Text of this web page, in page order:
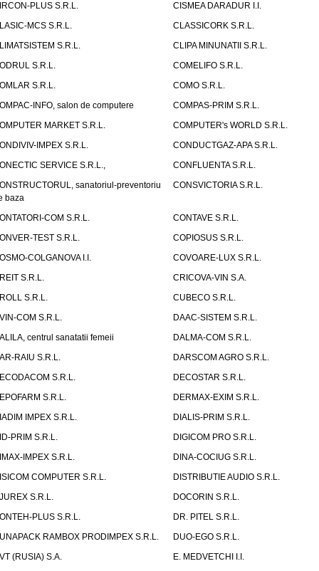
PLUS S.R.L.
CISMEA DARADUR I.I.
MCS S.R.L.
CLASSICORK S.R.L.
S.R.L.
CLIPA MINUNATII S.R.L.
S.R.L.
COMELIFO S.R.L.
S.R.L.
COMO S.R.L.
INFO, salon de computere
COMPAS-PRIM S.R.L.
MARKET S.R.L.
COMPUTER's WORLD S.R.L.
IMPEX S.R.L.
CONDUCTGAZ-APA S.R.L.
SERVICE S.R.L.,
CONFLUENTA S.R.L.
sanatoriul-preventoriu
baza
CONSVICTORIA S.R.L.
COM S.R.L.
CONTAVE S.R.L.
TEST S.R.L.
COPIOSUS S.R.L.
COLGANOVA I.I.
COVOARE-LUX S.R.L.
S.R.L.
CRICOVA-VIN S.A.
S.R.L.
CUBECO S.R.L.
COM S.R.L.
DAAC-SISTEM S.R.L.
centrul sanatatii femeii
DALMA-COM S.R.L.
RAIU S.R.L.
DARSCOM AGRO S.R.L.
S.R.L.
DECOSTAR S.R.L.
S.R.L.
DERMAX-EXIM S.R.L.
IMPEX S.R.L.
DIALIS-PRIM S.R.L.
PRIM S.R.L.
DIGICOM PRO S.R.L.
IMPEX S.R.L.
DINA-COCIUG S.R.L.
COMPUTER S.R.L.
DISTRIBUTIE AUDIO S.R.L.
S.R.L.
DOCORIN S.R.L.
PLUS S.R.L.
DR. PITEL S.R.L.
RAMBOX PRODIMPEX S.R.L.
DUO-EGO S.R.L.
(RUSIA) S.A.
E. MEDVETCHI I.I.